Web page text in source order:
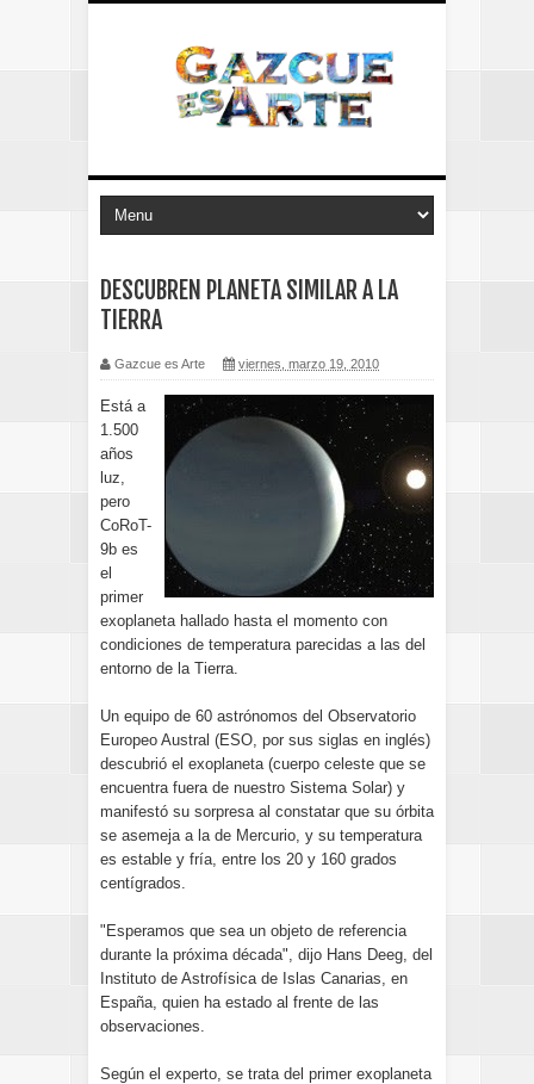
DESCUBREN PLANETA SIMILAR A LA
TIERRA
Gazcue es Arte viernes, marzo 19, 2010
Está a
1.500
años
luz,
pero
CoRoT-
9b es
el
primer
exoplaneta hallado hasta el momento con
condiciones de temperatura parecidas a las del
entorno de la Tierra.
Un equipo de 60 astrónomos del Observatorio
Europeo Austral (ESO, por sus siglas en inglés)
descubrió el exoplaneta (cuerpo celeste que se
encuentra fuera de nuestro Sistema Solar) y
manifestó su sorpresa al constatar que su órbita
se asemeja a la de Mercurio, y su temperatura
es estable y fría, entre los 20 y 160 grados
centígrados.
"Esperamos que sea un objeto de referencia
durante la próxima década", dijo Hans Deeg, del
Instituto de Astrofísica de Islas Canarias, en
España, quien ha estado al frente de las
observaciones.
Según el experto, se trata del primer exoplaneta